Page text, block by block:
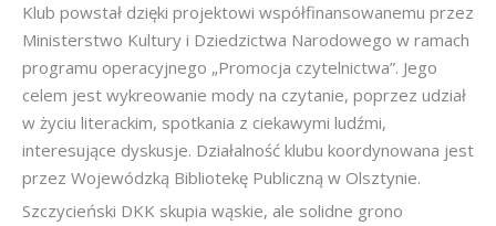
Klub powstał dzięki projektowi współfinansowanemu przez
Ministerstwo Kultury i Dziedzictwa Narodowego w ramach
programu operacyjnego „Promocja czytelnictwa”. Jego
celem jest wykreowanie mody na czytanie, poprzez udział
w życiu literackim, spotkania z ciekawymi ludźmi,
interesujące dyskusje. Działalność klubu koordynowana jest
przez Wojewódzką Bibliotekę Publiczną w Olsztynie.
Szczycieński DKK skupia wąskie, ale solidne grono